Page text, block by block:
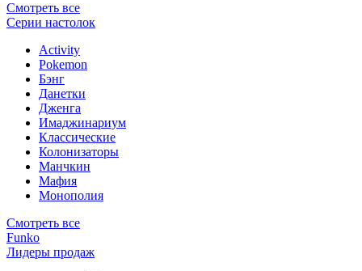
Смотреть все
Серии настолок
Activity
Pokemon
Бэнг
Данетки
Дженга
Имаджинариум
Классические
Колонизаторы
Манчкин
Мафия
Монополия
Смотреть все
Funko
Лидеры продаж